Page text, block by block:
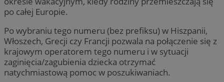
po całej Europie.
Po wybraniu tego numeru (bez prefiksu) w Hiszpanii,
Włoszech, Grecji czy Francji pozwala na połączenie się z
krajowym operatorem tego numeru i w sytuacji
zaginięcia/zagubienia dziecka otrzymać
natychmiastową pomoc w poszukiwaniach.